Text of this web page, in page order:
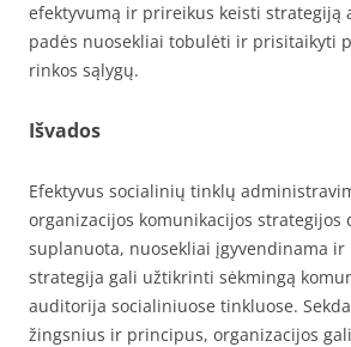
efektyvumą ir prireikus keisti strategiją
padės nuosekliai tobulėti ir prisitaikyti
rinkos sąlygų.
Išvados
Efektyvus socialinių tinklų
organizacijos komunikacijos strategijos
suplanuota, nuosekliai įgyvendinama
strategija gali užtikrinti sėkmingą
auditorija socialiniuose tinkluose.
žingsnius ir principus, organizacijos